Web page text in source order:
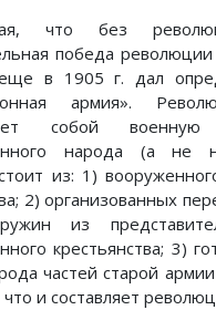
что без
победа
в 1905 г. дал
армия».
собой
народа (а не
из: 1)
2) организованных
из
крестьянства; 3)
частей старой
что и составляет